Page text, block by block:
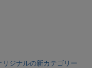
ジナルの新カテゴリー